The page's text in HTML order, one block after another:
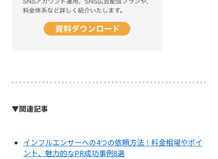
▼関連記事
インフルエンサーへの4つの依頼方法！料金相場やポイ
ント、魅力的なPR成功事例8選